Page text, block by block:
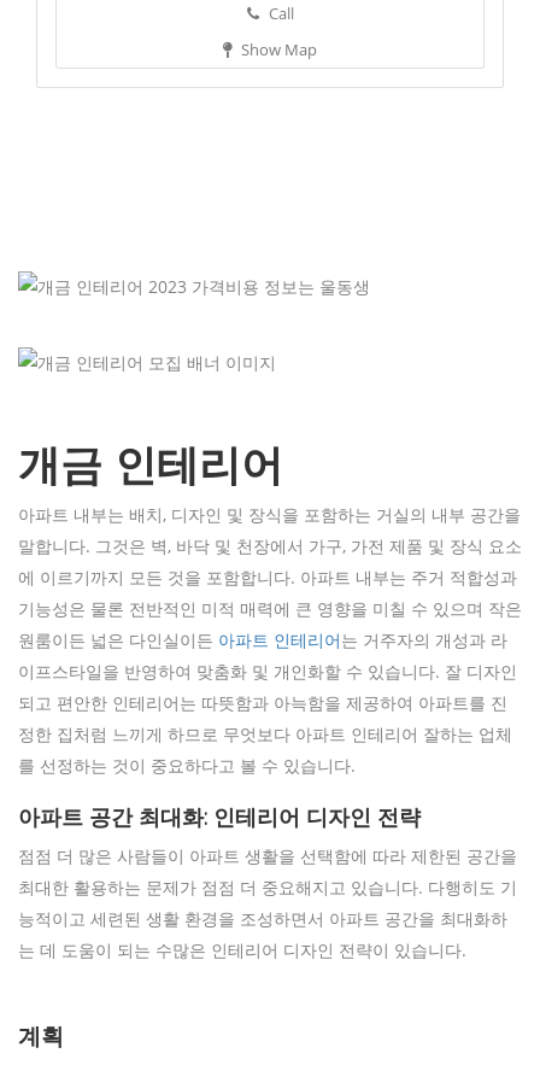
Call
Show Map
개금 인테리어
아파트 내부는 배치, 디자인 및 장식을 포함하는 거실의 내부 공간을
말합니다. 그것은 벽, 바닥 및 천장에서 가구, 가전 제품 및 장식 요소
에 이르기까지 모든 것을 포함합니다. 아파트 내부는 주거 적합성과
기능성은 물론 전반적인 미적 매력에 큰 영향을 미칠 수 있으며 작은
원룸이든 넓은 다인실이든 아파트 인테리어는 거주자의 개성과 라
이프스타일을 반영하여 맞춤화 및 개인화할 수 있습니다. 잘 디자인
되고 편안한 인테리어는 따뜻함과 아늑함을 제공하여 아파트를 진
정한 집처럼 느끼게 하므로 무엇보다 아파트 인테리어 잘하는 업체
를 선정하는 것이 중요하다고 볼 수 있습니다.
아파트 공간 최대화: 인테리어 디자인 전략
점점 더 많은 사람들이 아파트 생활을 선택함에 따라 제한된 공간을
최대한 활용하는 문제가 점점 더 중요해지고 있습니다. 다행히도 기
능적이고 세련된 생활 환경을 조성하면서 아파트 공간을 최대화하
는 데 도움이 되는 수많은 인테리어 디자인 전략이 있습니다.
계획